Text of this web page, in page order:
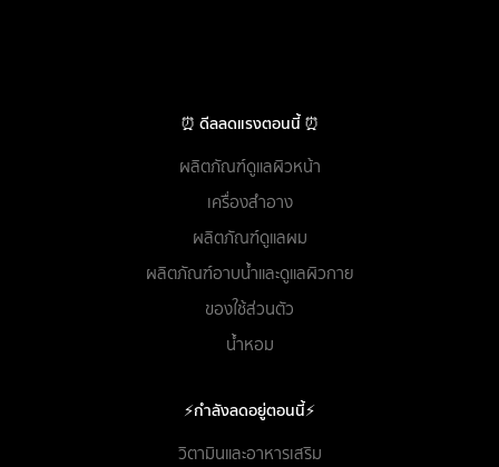
⏰ ดีลลดแรงตอนนี้ ⏰
ผลิตภัณฑ์ดูแลผิวหน้า
เครื่องสำอาง
ผลิตภัณฑ์ดูแลผม
ผลิตภัณฑ์อาบน้ำและดูแลผิวกาย
ของใช้ส่วนตัว
น้ำหอม
⚡กำลังลดอยู่ตอนนี้⚡
วิตามินและอาหารเสริม